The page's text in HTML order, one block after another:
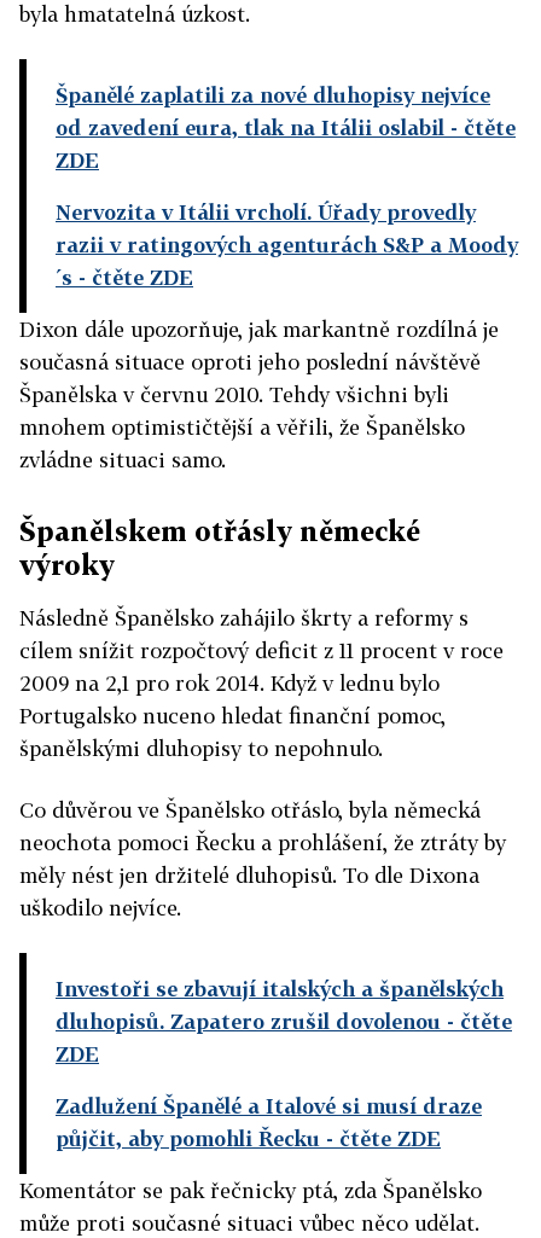
byla hmatatelná úzkost.
Španělé zaplatili za nové dluhopisy nejvíce
od zavedení eura, tlak na Itálii oslabil - čtěte
ZDE
Nervozita v Itálii vrcholí. Úřady provedly
razii v ratingových agenturách S&P a Moody
´s - čtěte ZDE
Dixon dále upozorňuje, jak markantně rozdílná je
současná situace oproti jeho poslední návštěvě
Španělska v červnu 2010. Tehdy všichni byli
mnohem optimističtější a věřili, že Španělsko
zvládne situaci samo.
Španělskem otřásly německé
výroky
Následně Španělsko zahájilo škrty a reformy s
cílem snížit rozpočtový deficit z 11 procent v roce
2009 na 2,1 pro rok 2014. Když v lednu bylo
Portugalsko nuceno hledat finanční pomoc,
španělskými dluhopisy to nepohnulo.
Co důvěrou ve Španělsko otřáslo, byla německá
neochota pomoci Řecku a prohlášení, že ztráty by
měly nést jen držitelé dluhopisů. To dle Dixona
uškodilo nejvíce.
Investoři se zbavují italských a španělských
dluhopisů. Zapatero zrušil dovolenou - čtěte
ZDE
Zadlužení Španělé a Italové si musí draze
půjčit, aby pomohli Řecku - čtěte ZDE
Komentátor se pak řečnicky ptá, zda Španělsko
může proti současné situaci vůbec něco udělat.